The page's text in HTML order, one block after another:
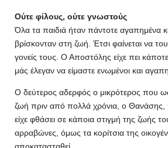
Ούτε φίλους, ούτε γνωστούς
Όλα τα παιδιά ήταν πάντοτε αγαπημένα
βρίσκονταν στη ζωή. Έτσι φαίνεται να
γονείς τους. Ο Αποστόλης είχε πει κάποτε
μάς έλεγαν να είμαστε ενωμένοι και
Ο δεύτερος αδερφός ο μικρότερος που
ζωή πριν από πολλά χρόνια, ο Θανάσης,
είχε φθάσει σε κάποια στιγμή της ζωής
αρραβώνες, όμως τα κορίτσια της